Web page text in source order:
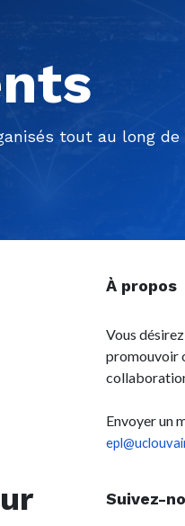
tout au long de
À propos
Vous
promouvoir
Envoyer un
Suivez-